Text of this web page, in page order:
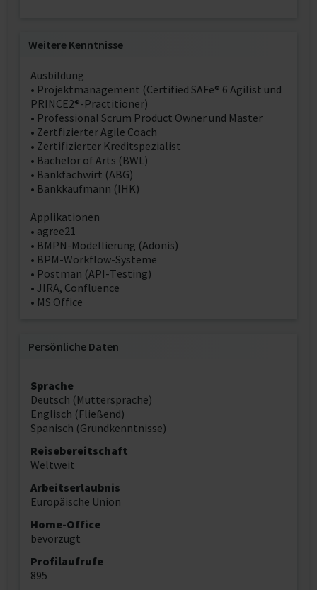
Weitere Kenntnisse
Ausbildung
• Projektmanagement (Certified SAFe® 6 Agilist und
PRINCE2®-Practitioner)
• Professional Scrum Product Owner und Master
• Zertfizierter Agile Coach
• Zertifizierter Kreditspezialist
• Bachelor of Arts (BWL)
• Bankfachwirt (ABG)
• Bankkaufmann (IHK)
Applikationen
• agree21
• BMPN-Modellierung (Adonis)
• BPM-Workflow-Systeme
• Postman (API-Testing)
• JIRA, Confluence
• MS Office
Persönliche Daten
Sprache
Deutsch (Muttersprache)
Englisch (Fließend)
Spanisch (Grundkenntnisse)
Reisebereitschaft
Weltweit
Arbeitserlaubnis
Europäische Union
Home-Office
bevorzugt
Profilaufrufe
895